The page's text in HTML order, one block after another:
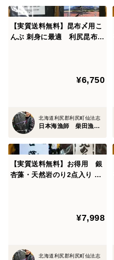
【実質送料無料】昆布〆用こ
んぶ 刺身に最適 利尻昆布
¥6,750
北海道利尻郡利尻町仙法志
日本海漁師 柴田漁業部
【実質送料無料】お得用 銀
杏藻・天然岩のり2点入り 2
¥7,998
北海道利尻郡利尻町仙法志